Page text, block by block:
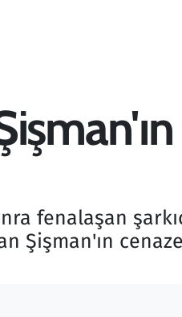
fenalaşan
Şişman'ın